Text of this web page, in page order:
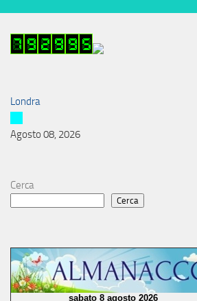
Londra
Agosto 08, 2026
Cerca
Cerca